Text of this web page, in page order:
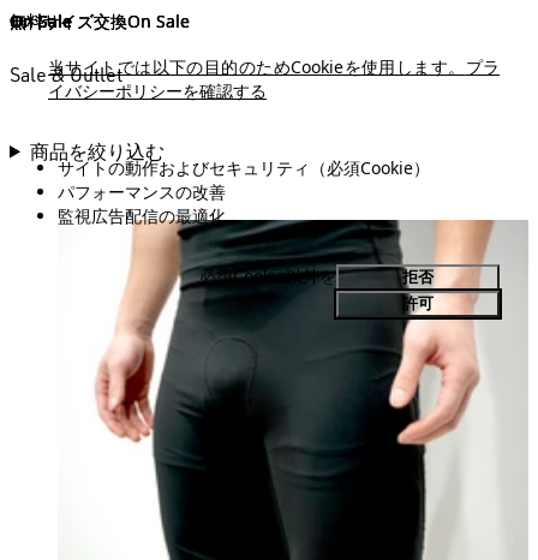
当サイトでは以下の目的のためCookieを使用します。 プラ
イバシーポリシーを確認する
サイトの動作およびセキュリティ（必須Cookie）
パフォーマンスの改善
監視広告配信の最適化
必須Cookie以外を
拒否
許可
Sale & Outlet
商品を絞り込む
On Sale
On Sale
On Sale
無料サイズ交換On Sale
無料サイズ交換On Sale
On Sale
無料サイズ交換On Sale
On Sale
On Sale
On Sale
On Sale
On Sale